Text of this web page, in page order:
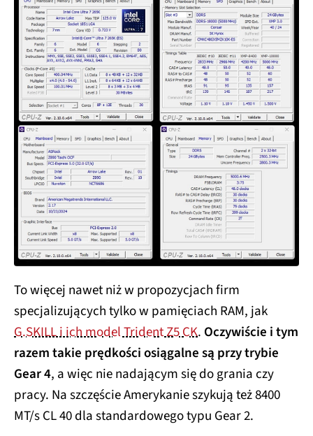
To więcej nawet niż w propozycjach firm
specjalizujących tylko w pamięciach RAM, jak
G.SKILL i ich model Trident Z5 CK. Oczywiście i tym
razem takie prędkości osiągalne są przy trybie
Gear 4, a więc nie nadającym się do grania czy
pracy. Na szczęście Amerykanie szykują też 8400
MT/s CL 40 dla standardowego typu Gear 2.